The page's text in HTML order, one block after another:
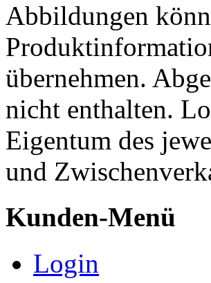
Abbildungen
übernehmen.
nicht enthalten.
Eigentum des
und
Kunden-Menü
Login